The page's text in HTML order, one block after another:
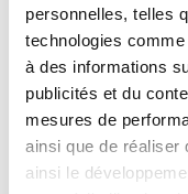
personnelles, telles
technologies
à des informations
publicités et du
mesures de
ainsi que de réaliser
ainsi le
Tout au long de
réussite propose des
travailet du
aider à mieux
Des sujets tels que la
motivationet la
traités sous des
ligne, webinaires,
Ces activités vont